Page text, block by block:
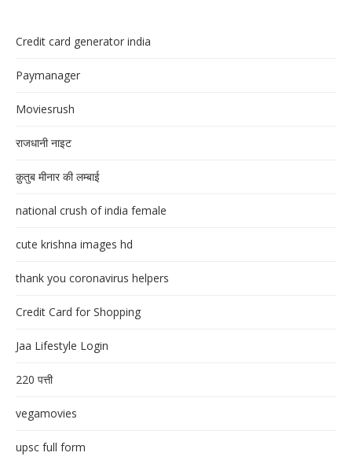
Credit card generator india
Paymanager
Moviesrush
राजधानी नाइट
क़ुतुब मीनार की लम्बाई
national crush of india female
cute krishna images hd
thank you coronavirus helpers
Credit Card for Shopping
Jaa Lifestyle Login
220 पत्ती
vegamovies
upsc full form